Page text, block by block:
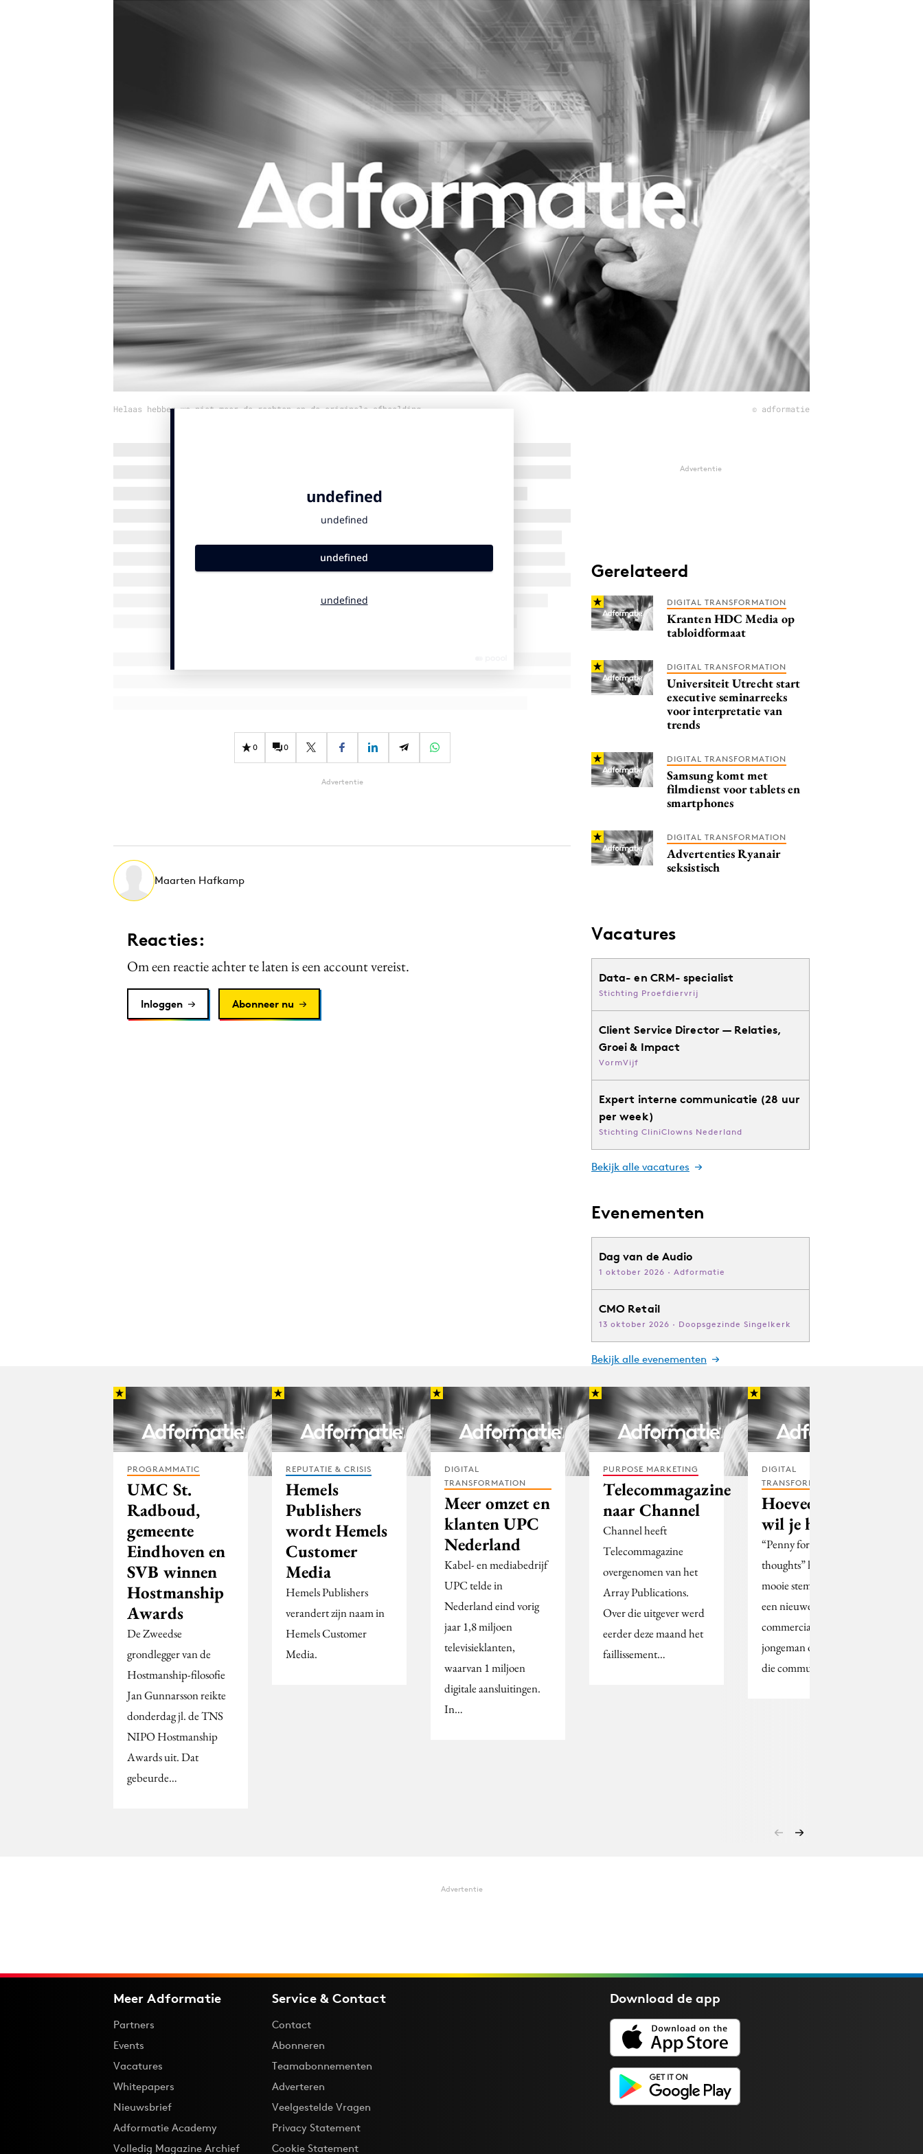
Influencer marketing
Interne communicatie
Purpose Marketing
Reputatie & crisis
Helaas hebben we niet meer de rechten op de originele afbeelding © adformatie
0 0
Advertentie
Maarten Hafkamp
Reacties:
Om een reactie achter te laten is een account vereist.
Inloggen Abonneer nu
Advertentie
Gerelateerd
DIGITAL TRANSFORMATION
Kranten HDC Media op
tabloidformaat
DIGITAL TRANSFORMATION
Universiteit Utrecht start
executive seminarreeks
voor interpretatie van
trends
DIGITAL TRANSFORMATION
Samsung komt met
filmdienst voor tablets en
smartphones
DIGITAL TRANSFORMATION
Advertenties Ryanair
seksistisch
Vacatures
Data- en CRM- specialist
Stichting Proefdiervrij
Client Service Director — Relaties,
Groei & Impact
VormVijf
Expert interne communicatie (28 uur
per week)
Stichting CliniClowns Nederland
Bekijk alle vacatures
Evenementen
Dag van de Audio
1 oktober 2026 · Adformatie
CMO Retail
13 oktober 2026 · Doopsgezinde Singelkerk
Bekijk alle evenementen
PROGRAMMATIC
UMC St.
Radboud,
gemeente
Eindhoven en
SVB winnen
Hostmanship
Awards
De Zweedse
grondlegger van de
Hostmanship-filosofie
Jan Gunnarsson reikte
donderdag jl. de TNS
NIPO Hostmanship
Awards uit. Dat
gebeurde…
REPUTATIE & CRISIS
Hemels
Publishers
wordt Hemels
Customer
Media
Hemels Publishers
verandert zijn naam in
Hemels Customer
Media.
DIGITAL
TRANSFORMATION
Meer omzet en
klanten UPC
Nederland
Kabel- en mediabedrijf
UPC telde in
Nederland eind vorig
jaar 1,8 miljoen
televisieklanten,
waarvan 1 miljoen
digitale aansluitingen.
In…
PURPOSE MARKETING
Telecommagazine
naar Channel
Channel heeft
Telecommagazine
overgenomen van het
Array Publications.
Over die uitgever werd
eerder deze maand het
faillissement…
DIGITAL
TRANSFORMATION
Hoeveel bank
wil je hebben?
“Penny for your
thoughts” hoor ik een
mooie stem zingen in
een nieuwe ING
commercial. Ik zie een
jongeman op een berg
die communiceert…
Advertentie
Meer Adformatie
Partners
Events
Vacatures
Whitepapers
Nieuwsbrief
Adformatie Academy
Volledig Magazine Archief
Service & Contact
Contact
Abonneren
Teamabonnementen
Adverteren
Veelgestelde Vragen
Privacy Statement
Cookie Statement
Download deapp